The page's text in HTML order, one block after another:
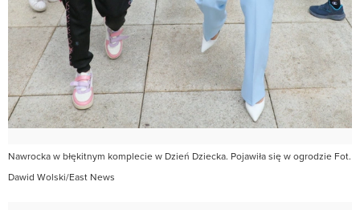
Nawrocka w błękitnym komplecie w Dzień Dziecka. Pojawiła się w ogrodzie Fot.
Dawid Wolski/East News